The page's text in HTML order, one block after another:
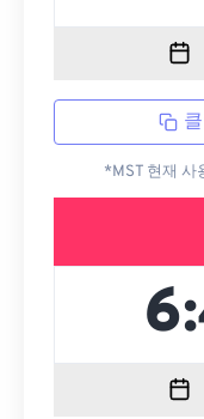
*MST 현재 사